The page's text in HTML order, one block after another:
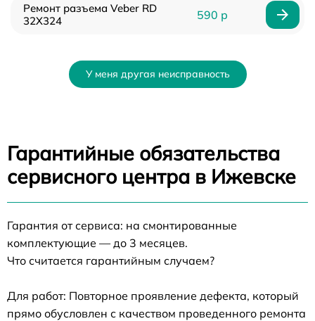
Ремонт разъема Veber RD
32X324
590 р
У меня другая неисправность
Гарантийные обязательства
сервисного центра в Ижевске
Гарантия от сервиса: на смонтированные
комплектующие — до 3 месяцев.
Что считается гарантийным случаем?
Для работ: Повторное проявление дефекта, который
прямо обусловлен с качеством проведенного ремонта